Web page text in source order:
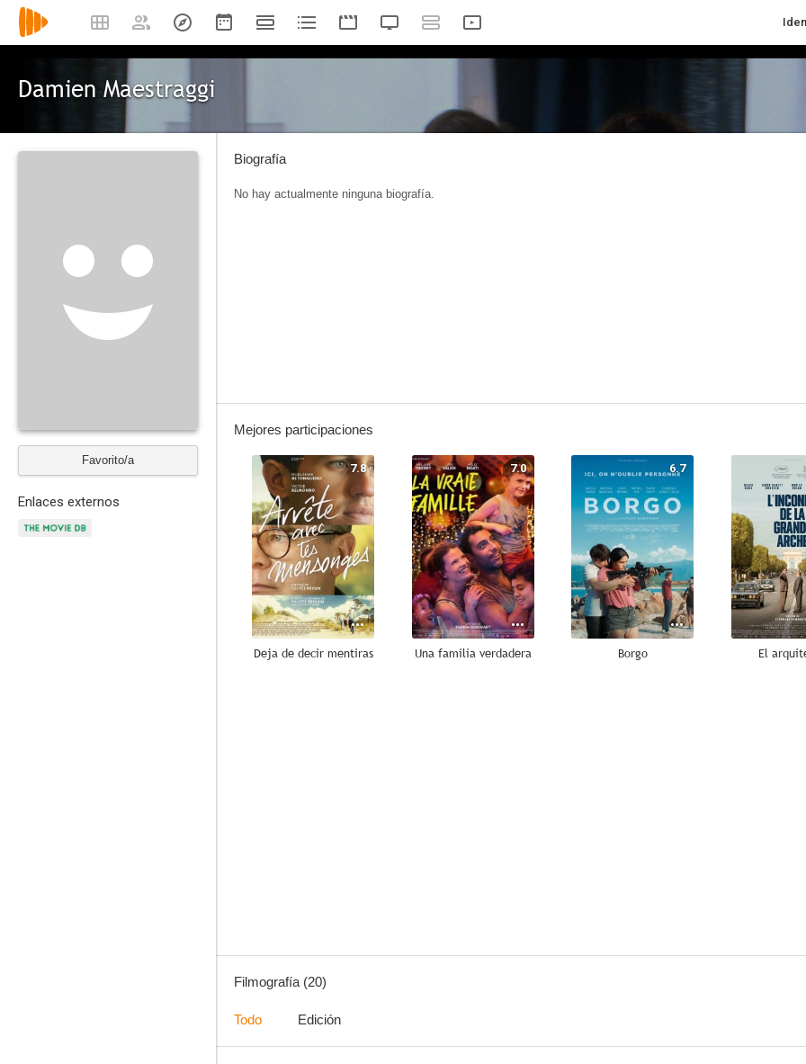
Damien Maestraggi
Favorito/a
Enlaces externos
Biografía
No hay actualmente ninguna biografía.
Mejores participaciones
7.8
Deja de decir mentiras
7.0
Una familia verdadera
6.7
Borgo El
Filmografía (20)
Todo Edición